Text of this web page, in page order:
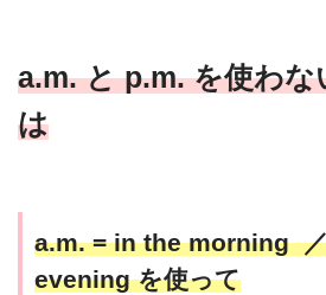
a.m. と p.m. を使わな
は
a.m. = in the morning
evening を使って